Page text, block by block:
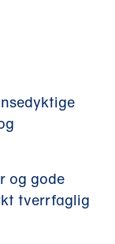
t
v
d
u
og gode
tverrfaglig